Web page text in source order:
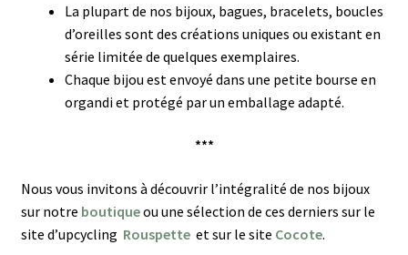
La plupart de nos bijoux, bagues, bracelets, boucles
d’oreilles sont des créations uniques ou existant en
série limitée de quelques exemplaires.
Chaque bijou est envoyé dans une petite bourse en
organdi et protégé par un emballage adapté.
***
Nous vous invitons à découvrir l’intégralité de nos bijoux
sur notre boutiqueou une sélection de ces derniers sur le
site d’upcycling Rouspetteet sur le site Cocote.